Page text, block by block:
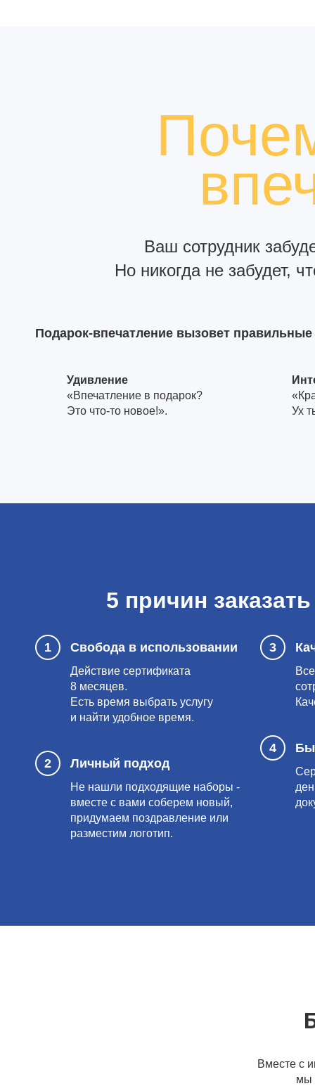
Ваш сотрудник
Но никогда не забудет,
Подарок-впечатление вызовет
Удивление
«Впечатление в подарок?
Это что-то новое!».
Ух
5 причин
1 Свобода в использовании
Действие сертификата
8 месяцев.
Есть время выбрать услугу
и найти удобное время.
2 Личный подход
Не нашли подходящие наборы -
вместе с вами соберем новый,
придумаем поздравление или
разместим логотип.
3
4
Вместе с
мы